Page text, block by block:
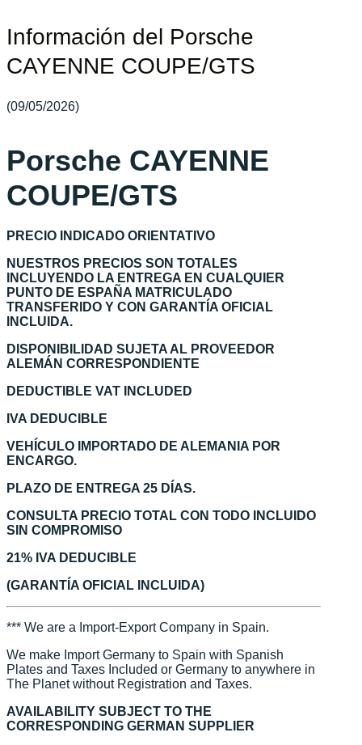
Información del Porsche
CAYENNE COUPE/GTS
(09/05/2026)
Porsche CAYENNE
COUPE/GTS
PRECIO INDICADO ORIENTATIVO
NUESTROS PRECIOS SON TOTALES
INCLUYENDO LA ENTREGA EN CUALQUIER
PUNTO DE ESPAÑA MATRICULADO
TRANSFERIDO Y CON GARANTÍA OFICIAL
INCLUIDA.
DISPONIBILIDAD SUJETA AL PROVEEDOR
ALEMÁN CORRESPONDIENTE
DEDUCTIBLE VAT INCLUDED
IVA DEDUCIBLE
VEHÍCULO IMPORTADO DE ALEMANIA POR
ENCARGO.
PLAZO DE ENTREGA 25 DÍAS.
CONSULTA PRECIO TOTAL CON TODO INCLUIDO
SIN COMPROMISO
21% IVA DEDUCIBLE
(GARANTÍA OFICIAL INCLUIDA)
*** We are a Import-Export Company in Spain.
We make Import Germany to Spain with Spanish
Plates and Taxes Included or Germany to anywhere in
The Planet without Registration and Taxes.
AVAILABILITY SUBJECT TO THE
CORRESPONDING GERMAN SUPPLIER